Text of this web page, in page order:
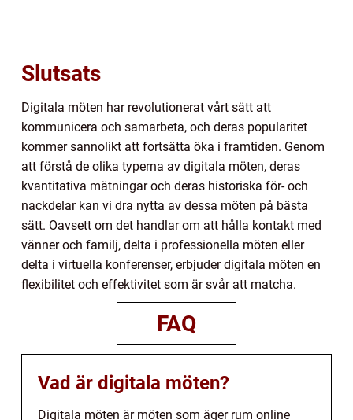
Slutsats
Digitala möten har revolutionerat vårt sätt att
kommunicera och samarbeta, och deras popularitet
kommer sannolikt att fortsätta öka i framtiden. Genom
att förstå de olika typerna av digitala möten, deras
kvantitativa mätningar och deras historiska för- och
nackdelar kan vi dra nytta av dessa möten på bästa
sätt. Oavsett om det handlar om att hålla kontakt med
vänner och familj, delta i professionella möten eller
delta i virtuella konferenser, erbjuder digitala möten en
flexibilitet och effektivitet som är svår att matcha.
FAQ
Vad är digitala möten?
Digitala möten är möten som äger rum online